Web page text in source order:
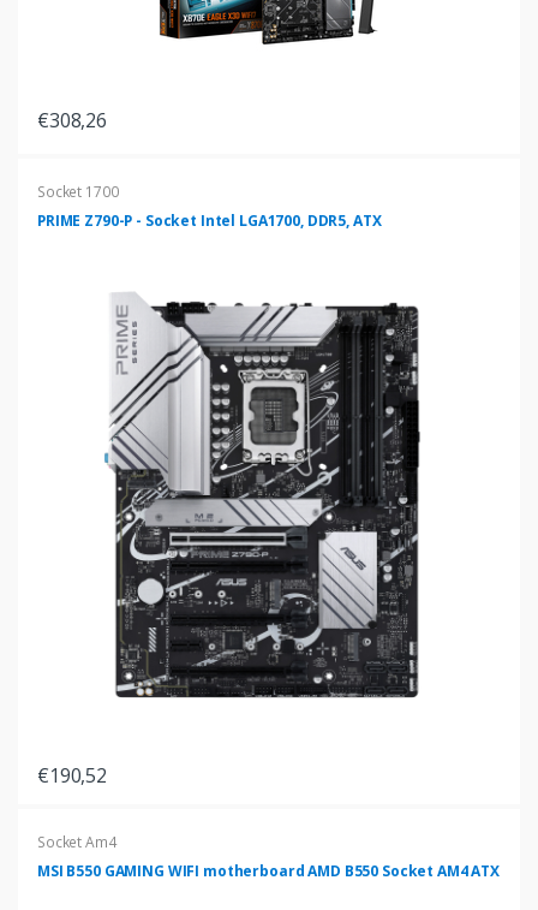
€308,26
Socket 1700
PRIME Z790-P - Socket Intel LGA1700, DDR5, ATX
€190,52
Socket Am4
MSI B550 GAMING WIFI motherboard AMD B550 Socket AM4 ATX